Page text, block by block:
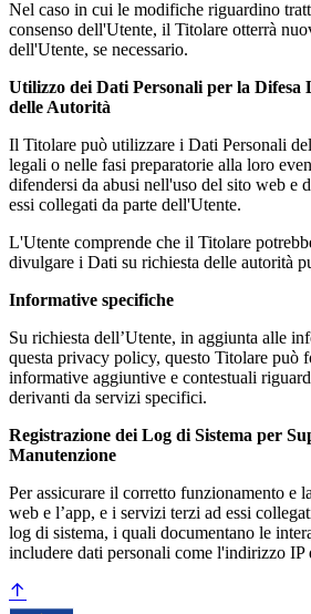
Nel caso in cui le modifiche riguardino
consenso dell'Utente, il Titolare otterrà
dell'Utente, se necessario.
Utilizzo dei Dati Personali per la Difesa
delle Autorità
Il Titolare può utilizzare i Dati Personali
legali o nelle fasi preparatorie alla loro
difendersi da abusi nell'uso del sito web e
essi collegati da parte dell'Utente.
L'Utente comprende che il Titolare
divulgare i Dati su richiesta delle autorità
Informative specifiche
Su richiesta dell’Utente, in aggiunta alle
questa privacy policy, questo Titolare può
informative aggiuntive e contestuali
derivanti da servizi specifici.
Registrazione dei Log di Sistema per
Manutenzione
Per assicurare il corretto funzionamento e
web e l’app, e i servizi terzi ad essi
log di sistema, i quali documentano le
includere dati personali come l'indirizzo IP